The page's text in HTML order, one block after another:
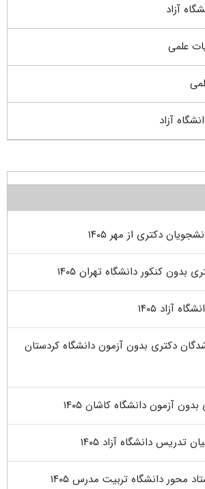
آزاد
علمی
آزاد
دکتری از مهر ۱۴۰۵
بدون کنکور دانشگاه تهران ۱۴۰۵
آزاد ۱۴۰۵
دکتری بدون آزمون دانشگاه کردستان
آزمون دانشگاه کاشان ۱۴۰۵
تدریس دانشگاه آزاد ۱۴۰۵
محور دانشگاه تربیت مدرس ۱۴۰۵